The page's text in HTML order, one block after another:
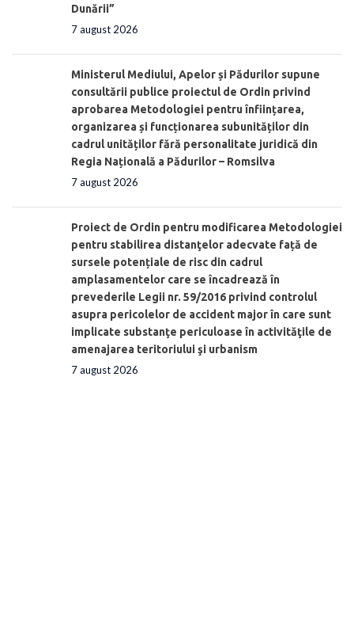
Dunării”
7 august 2026
Ministerul Mediului, Apelor și Pădurilor supune
consultării publice proiectul de Ordin privind
aprobarea Metodologiei pentru înființarea,
organizarea și funcționarea subunităților din
cadrul unităților fără personalitate juridică din
Regia Națională a Pădurilor – Romsilva
7 august 2026
Proiect de Ordin pentru modificarea Metodologiei
pentru stabilirea distanţelor adecvate față de
sursele potențiale de risc din cadrul
amplasamentelor care se încadrează în
prevederile Legii nr. 59/2016 privind controlul
asupra pericolelor de accident major în care sunt
implicate substanţe periculoase în activităţile de
amenajarea teritoriului şi urbanism
7 august 2026